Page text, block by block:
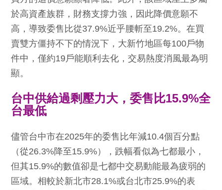
於高資產族群，財務支撐力強，因此降價意願不
高，導致委售比從37.9%近乎腰斬至19.2%。在買
賣雙方僵持不下的情況下，大新竹地區每100戶物
件中，僅約19戶能順利去化，交易熱度消風最為明
顯。
台中供給過剩壓力大，委售比15.9%全
台最低
儘管台中市在2025年的委售比年減10.4個百分點
（從26.3%降至15.9%），跌幅看似為七都最小，
但其15.9%的數值卻是七都中交易動能最為疲弱的
區域。相較於新北市28.1%或台北市25.9%的表